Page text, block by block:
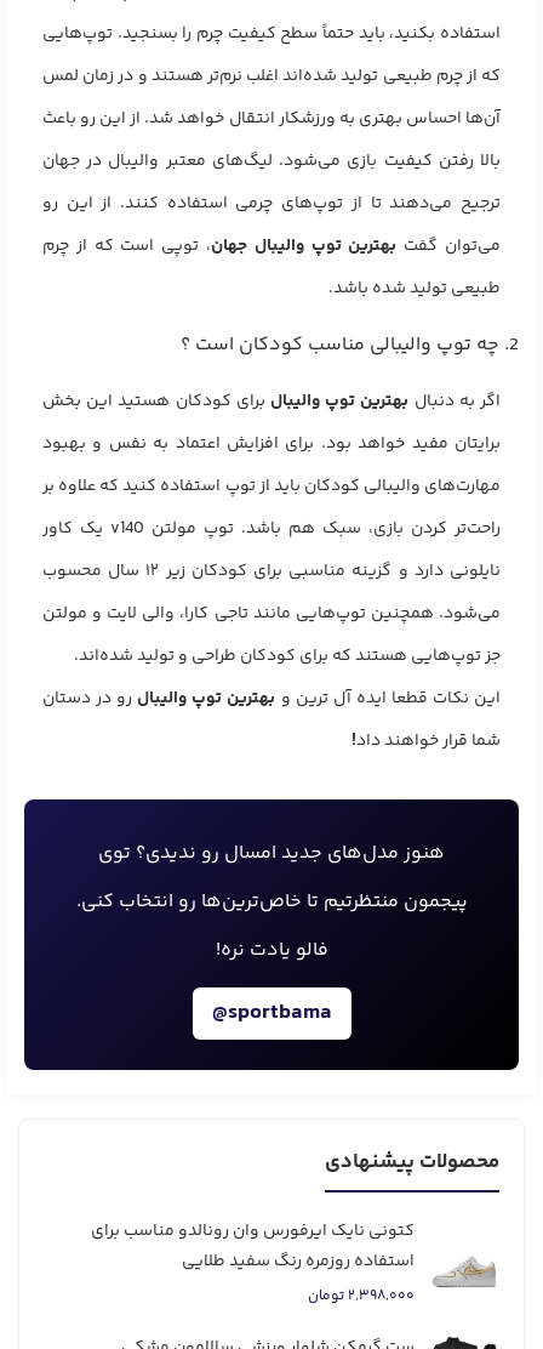
استفاده بکنید، باید حتماً سطح کیفیت چرم را بسنجید. توپ‌هایی
که از چرم طبیعی تولید شده‌اند اغلب نرم‌تر هستند و در زمان لمس
آن‌ها احساس بهتری به ورزشکار انتقال خواهد شد. از این رو باعث
بالا رفتن کیفیت بازی می‌شود. لیگ‌های معتبر والیبال در جهان
ترجیح می‌دهند تا از توپ‌های چرمی استفاده کنند. از این رو
می‌توان گفت بهترین توپ والیبال جهان، توپی است که از چرم
طبیعی تولید شده باشد.
2. چه توپ والیبالی مناسب کودکان است ؟
اگر به دنبال بهترین توپ والیبال برای کودکان هستید این بخش
برایتان مفید خواهد بود. برای افزایش اعتماد به نفس و بهبود
مهارت‌های والیبالی کودکان باید از توپ استفاده کنید که علاوه بر
راحت‌تر کردن بازی، سبک هم باشد. توپ مولتن v140 یک کاور
نایلونی دارد و گزینه مناسبی برای کودکان زیر ۱۲ سال محسوب
می‌شود. همچنین توپ‌هایی مانند تاجی کارا، والی لایت و مولتن
جز توپ‌هایی هستند که برای کودکان طراحی و تولید شده‌اند.
این نکات قطعا ایده آل ترین و بهترین توپ والیبال رو در دستان
شما قرار خواهند داد!
هنوز مدل‌های جدید امسال رو ندیدی؟ توی
پیجمون منتظرتیم تا خاص‌ترین‌ها رو انتخاب کنی.
فالو یادت نره!
@sportbama
محصولات پیشنهادی
کتونی نایک ایرفورس وان رونالدو مناسب برای
استفاده روزمره رنگ سفید طلایی
۲,۳۹۸,۰۰۰ تومان